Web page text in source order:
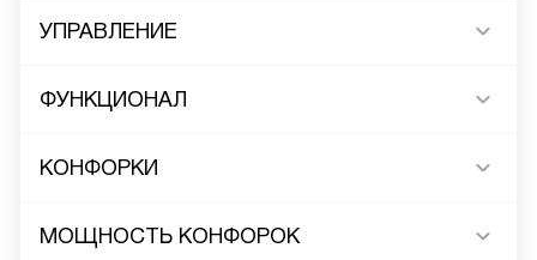
УПРАВЛЕНИЕ
ФУНКЦИОНАЛ
КОНФОРКИ
МОЩНОСТЬ КОНФОРОК